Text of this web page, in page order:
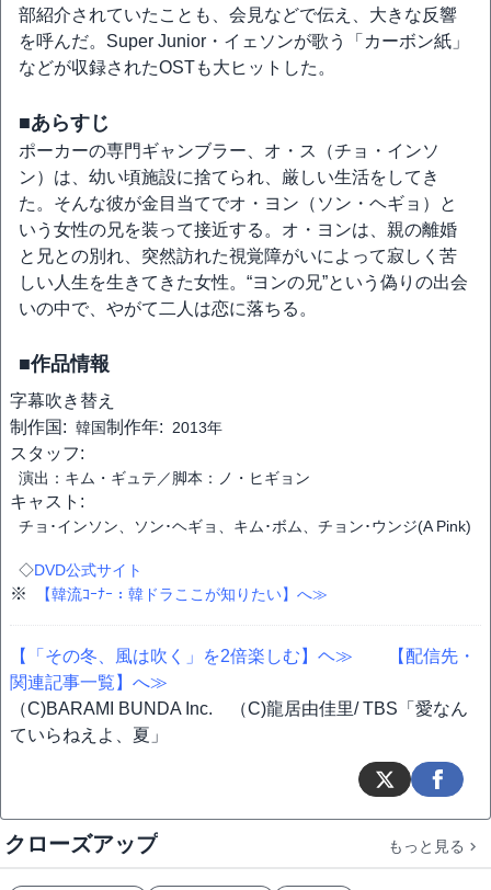
部紹介されていたことも、会見などで伝え、大きな反響
を呼んだ。Super Junior・イェソンが歌う「カーボン紙」
などが収録されたOSTも大ヒットした。
■あらすじ
ポーカーの専門ギャンブラー、オ・ス（チョ・インソ
ン）は、幼い頃施設に捨てられ、厳しい生活をしてき
た。そんな彼が金目当てでオ・ヨン（ソン・ヘギョ）と
いう女性の兄を装って接近する。オ・ヨンは、親の離婚
と兄との別れ、突然訪れた視覚障がいによって寂しく苦
しい人生を生きてきた女性。“ヨンの兄”という偽りの出会
いの中で、やがて二人は恋に落ちる。
■作品情報
字幕吹き替え
制作国: 韓国制作年: 2013年
スタッフ:
演出：キム・ギュテ／脚本：ノ・ヒギョン
キャスト:
チョ･インソン、ソン･ヘギョ、キム･ボム、チョン･ウンジ(A Pink)
◇DVD公式サイト
※ 【韓流ｺｰﾅｰ：韓ドラここが知りたい】へ≫
【「その冬、風は吹く」を2倍楽しむ】ヘ≫
【配信先・
関連記事一覧】へ≫
（C)BARAMI BUNDA Inc. （C)龍居由佳里/ TBS「愛なん
ていらねえよ、夏」
クローズアップ もっと見る